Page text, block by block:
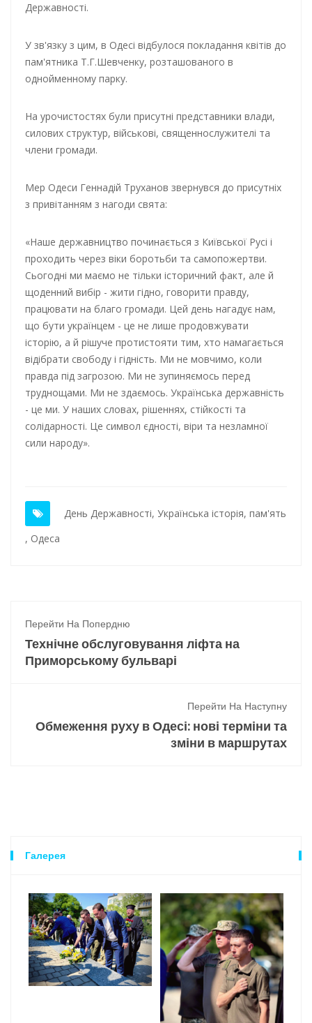
Державності.
У зв'язку з цим, в Одесі відбулося покладання квітів до
пам'ятника Т.Г.Шевченку, розташованого в
однойменному парку.
На урочистостях були присутні представники влади,
силових структур, військові, священнослужителі та
члени громади.
Мер Одеси Геннадій Труханов звернувся до присутніх
з привітанням з нагоди свята:
«Наше державництво починається з Київської Русі і
проходить через віки боротьби та самопожертви.
Сьогодні ми маємо не тільки історичний факт, але й
щоденний вибір - жити гідно, говорити правду,
працювати на благо громади. Цей день нагадує нам,
що бути українцем - це не лише продовжувати
історію, а й рішуче протистояти тим, хто намагається
відібрати свободу і гідність. Ми не мовчимо, коли
правда під загрозою. Ми не зупиняємось перед
труднощами. Ми не здаємось. Українська державність
- це ми. У наших словах, рішеннях, стійкості та
солідарності. Це символ єдності, віри та незламної
сили народу».
День Державності, Українська історія, пам'ять
, Одеса
Перейти На Попердню
Технічне обслуговування ліфта на
Приморському бульварі
Перейти На Наступну
Обмеження руху в Одесі: нові терміни та
зміни в маршрутах
Галерея